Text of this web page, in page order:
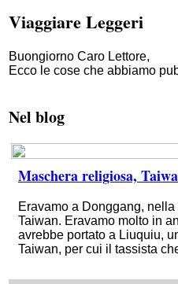
Viaggiare Leggeri
Buongiorno Caro Lettore,
Ecco le cose che abbiamo
Nel blog
Maschera religiosa,
Eravamo a Donggang,
Taiwan. Eravamo molto in
avrebbe portato a Liuquiu,
Taiwan, per cui il tassista